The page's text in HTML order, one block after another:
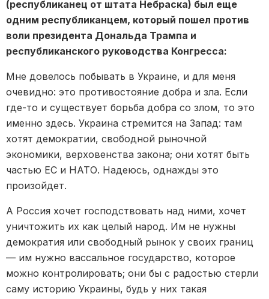
(республиканец от штата Небраска) был еще
одним республиканцем, который пошел против
воли президента Дональда Трампа и
республиканского руководства Конгресса:
Мне довелось побывать в Украине, и для меня
очевидно: это противостояние добра и зла. Если
где-то и существует борьба добра со злом, то это
именно здесь. Украина стремится на Запад: там
хотят демократии, свободной рыночной
экономики, верховенства закона; они хотят быть
частью ЕС и НАТО. Надеюсь, однажды это
произойдет.
А Россия хочет господствовать над ними, хочет
уничтожить их как целый народ. Им не нужны
демократия или свободный рынок у своих границ
— им нужно вассальное государство, которое
можно контролировать; они бы с радостью стерли
саму историю Украины, будь у них такая